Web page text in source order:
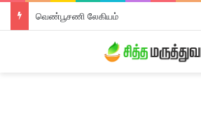
திரிபலா லேகியம்